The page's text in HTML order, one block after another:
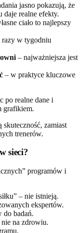
jasno pokazują, że
daje realne efekty.
ciało to najlepszy
razy w tygodniu
– najważniejsza jest
– w praktyce kluczowe
po realne dane i
grafikiem.
skuteczność, zamiast
trenerów.
sieci?
programów i
– nie istnieją.
ekspertów.
badań.
na zdrowiu.